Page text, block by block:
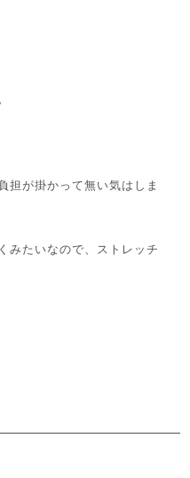
担が掛かって無い気はしま
みたいなので、ストレッチ